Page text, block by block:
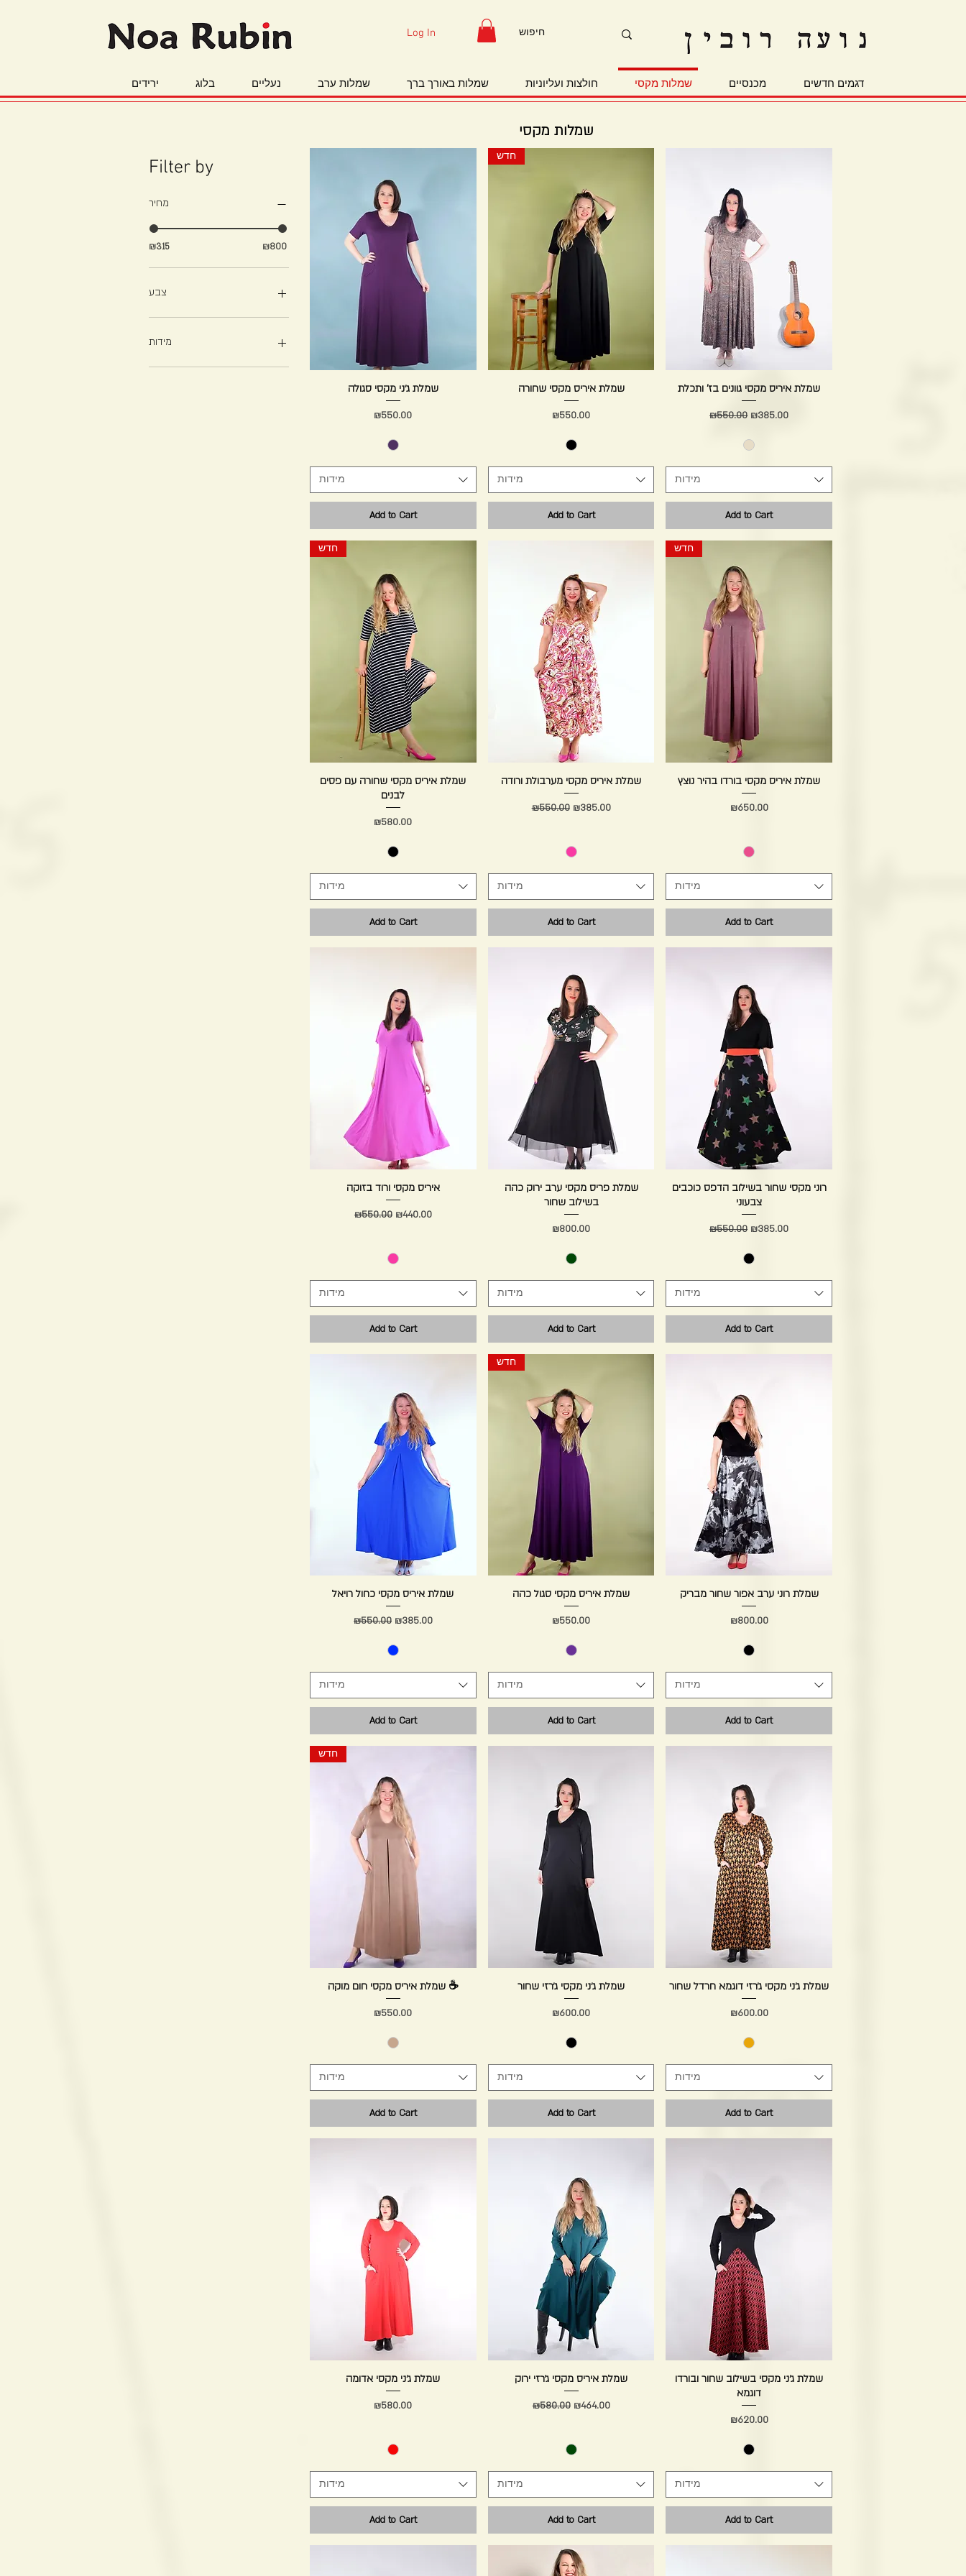
Log In
דגמים חדשים מכנסיים שמלות מקסי חולצות ועליוניות שמלות באורך ברך שמלות ערב נעליים בלוג ירידים
שמלות מקסי
Filter by
מחיר
₪315 ₪800
צבע
מידות
Amazing - 46-48
Quick View
שמלת ג׳ני מקסי סגולה
Price
₪550.00
מידות
Add to Cart
Quick View
חדש
שמלת איריס מקסי שחורה
Price
₪550.00
מידות
Add to Cart
Quick View
שמלת איריס מקסי גוונים בז' ותכלת
Regular Price
₪550.00 Sale Price
₪385.00
מידות
Add to Cart
Quick View
חדש
שמלת איריס מקסי שחורה עם פסים
לבנים
Price
₪580.00
מידות
Add to Cart
Quick View
שמלת איריס מקסי מערבולת ורודה
Regular Price
₪550.00 Sale Price
₪385.00
מידות
Add to Cart
Quick View
חדש
שמלת איריס מקסי בורדו בהיר נוצץ
Price
₪650.00
מידות
Add to Cart
Quick View
איריס מקסי ורוד בזוקה
Regular Price
₪550.00 Sale Price
₪440.00
מידות
Add to Cart
Quick View
שמלת פריס מקסי ערב ירוק כהה
בשילוב שחור
Price
₪800.00
מידות
Add to Cart
Quick View
רוני מקסי שחור בשילוב הדפס כוכבים
צבעוני
Regular Price
₪550.00 Sale Price
₪385.00
מידות
Add to Cart
Quick View
שמלת איריס מקסי כחול רויאל
Regular Price
₪550.00 Sale Price
₪385.00
מידות
Add to Cart
Quick View
חדש
שמלת איריס מקסי סגול כהה
Price
₪550.00
מידות
Add to Cart
Quick View
שמלת רוני ערב אפור שחור מבריק
Price
₪800.00
מידות
Add to Cart
Quick View
חדש
שמלת איריס מקסי חום מוקה ☕️
Price
₪550.00
מידות
Add to Cart
Quick View
שמלת ג׳ני מקסי ג׳רזי שחור
Price
₪600.00
מידות
Add to Cart
Quick View
שמלת ג׳ני מקסי ג׳רזי דוגמא חרדל שחור
Price
₪600.00
מידות
Add to Cart
Quick View
שמלת ג׳ני מקסי אדומה
Price
₪580.00
מידות
Add to Cart
Quick View
שמלת איריס מקסי ג׳רזי ירוק
Regular Price
₪580.00 Sale Price
₪464.00
מידות
Add to Cart
Quick View
שמלת ג׳ני מקסי בשילוב שחור ובורדו
דוגמא
Price
₪620.00
מידות
Add to Cart